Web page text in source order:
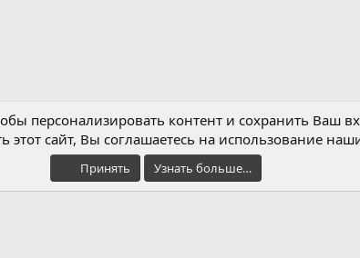
Обратная связь Условия и правила
персонализировать контент и сохранить Ваш
этот сайт, Вы соглашаетесь на использование
Принять Узнать больше…